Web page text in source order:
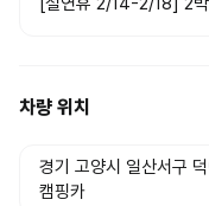
차량 위치
경기 고양시 일산서구
캠핑카